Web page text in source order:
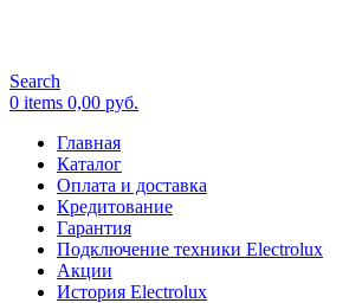
Search
0 items 0,00 руб.
Главная
Каталог
Оплата и доставка
Кредитование
Гарантия
Подключение техники Electrolux
Акции
История Electrolux